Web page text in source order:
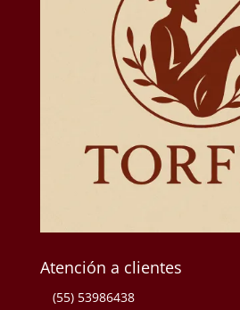
Atención a clientes
(55) 53986438